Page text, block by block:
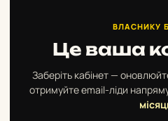
ВЛАСНИКУ
Це ваша
Заберіть кабінет —
отримуйте email-ліди